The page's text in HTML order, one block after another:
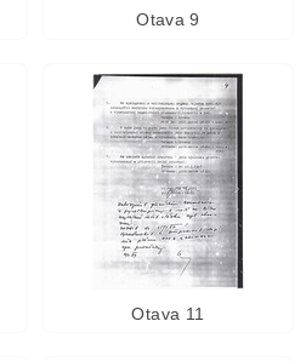
Otava 9
Otava 11